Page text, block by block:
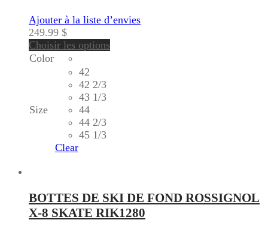
Ajouter à la liste d’envies
249.99 $
Choisir les options
Color
Size
42
42 2/3
43 1/3
44
44 2/3
45 1/3
Clear
BOTTES DE SKI DE FOND ROSSIGNOL
X-8 SKATE RIK1280